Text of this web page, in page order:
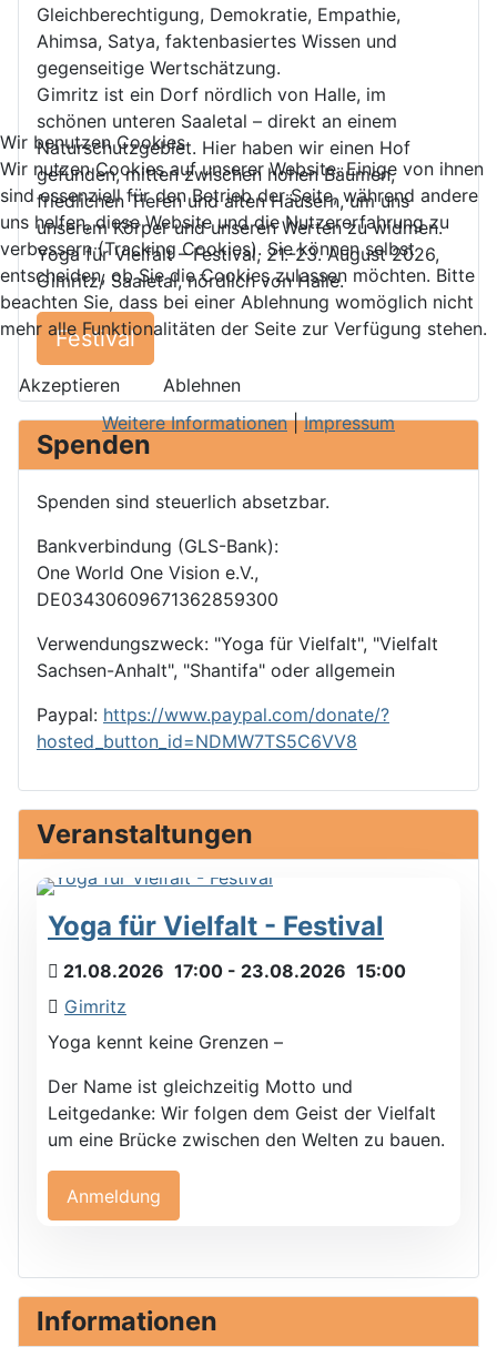
Gleichberechtigung, Demokratie, Empathie,
Ahimsa, Satya, faktenbasiertes Wissen und
gegenseitige Wertschätzung.
Gimritz ist ein Dorf nördlich von Halle, im
schönen unteren Saaletal – direkt an einem
Naturschutzgebiet. Hier haben wir einen Hof
gefunden, mitten zwischen hohen Bäumen,
friedlichen Tieren und alten Häusern, um uns
unserem Körper und unseren Werten zu widmen.
Yoga für Vielfalt – Festival, 21.-23. August 2026,
Gimritz/ Saaletal, nördlich von Halle.
Festival
Spenden
Spenden sind steuerlich absetzbar.
Bankverbindung (GLS-Bank):
One World One Vision e.V.,
DE03430609671362859300
Verwendungszweck: "Yoga für Vielfalt", "Vielfalt
Sachsen-Anhalt", "Shantifa" oder allgemein
Paypal: https://www.paypal.com/donate/?
hosted_button_id=NDMW7TS5C6VV8
Veranstaltungen
Yoga für Vielfalt - Festival
21.08.2026 17:00 - 23.08.2026 15:00
Gimritz
Yoga kennt keine Grenzen –
Der Name ist gleichzeitig Motto und
Leitgedanke: Wir folgen dem Geist der Vielfalt
um eine Brücke zwischen den Welten zu bauen.
Anmeldung
Informationen
Wir benutzen Cookies
Wir nutzen Cookies auf unserer Website. Einige von ihnen
sind essenziell für den Betrieb der Seite, während andere
uns helfen, diese Website und die Nutzererfahrung zu
verbessern (Tracking Cookies). Sie können selbst
entscheiden, ob Sie die Cookies zulassen möchten. Bitte
beachten Sie, dass bei einer Ablehnung womöglich nicht
mehr alle Funktionalitäten der Seite zur Verfügung stehen.
Akzeptieren
Ablehnen
Weitere Informationen|Impressum